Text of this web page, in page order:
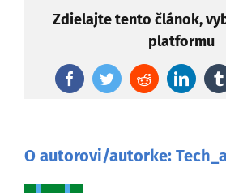
Zdielajte tento článok,
platformu
FacebookTwitterReddit
O autorovi/autorke: